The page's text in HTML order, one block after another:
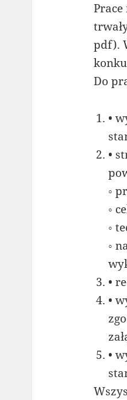
pdf).
Do
•
•
◦
◦
◦
◦
•
•
•